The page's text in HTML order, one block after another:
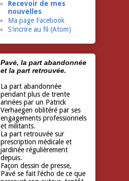
Recevoir de mes
nouvelles
Ma page Facebook
S'incrire au fil (Atom)
Pavé, la part abandonnée
et la part retrouvée.
La part abandonnée
pendant plus de trente
années par un Patrick
Verhaegen oblitéré par ses
engagements professionnels
et militants.
La part retrouvée sur
prescription médicale et
jardinée régulièrement
depuis.
Façon dessin de presse,
Pavé se fait l’écho de ce que